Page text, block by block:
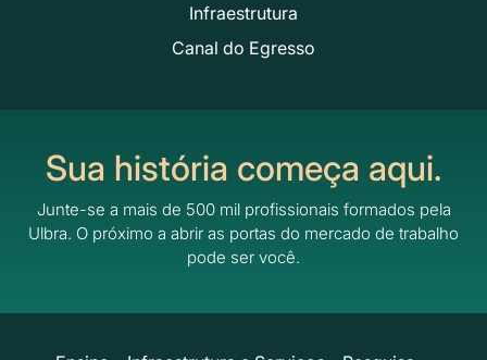
Infraestrutura
Canal do Egresso
Sua história começa aqui.
Junte-se a mais de 500 mil profissionais formados pela
Ulbra. O próximo a abrir as portas do mercado de trabalho
pode ser você.